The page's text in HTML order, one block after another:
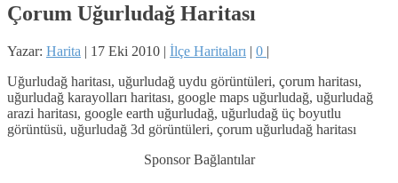
Çorum Uğurludağ Haritası
Yazar: Harita | 17 Eki 2010 | İlçe Haritaları | 0 |
Uğurludağ haritası, uğurludağ uydu görüntüleri, çorum haritası,
uğurludağ karayolları haritası, google maps uğurludağ, uğurludağ
arazi haritası, google earth uğurludağ, uğurludağ üç boyutlu
görüntüsü, uğurludağ 3d görüntüleri, çorum uğurludağ haritası
Sponsor Bağlantılar